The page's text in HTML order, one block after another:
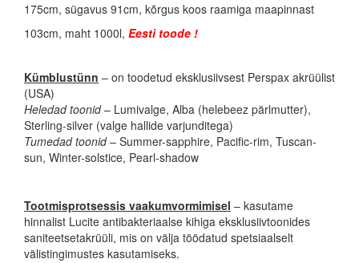
175cm, sügavus 91cm, kõrgus koos raamiga maapinnast
103cm, maht 1000l, Eesti toode !
Kümblustünn – on toodetud eksklusiivsest Perspax akrüülist
(USA)
Heledad toonid– Lumivalge, Alba (helebeez pärlmutter),
Sterling-silver (valge hallide varjunditega)
Tumedad toonid– Summer-sapphire, Pacific-rim, Tuscan-
sun, Winter-solstice, Pearl-shadow
Tootmisprotsessis vaakumvormimisel – kasutame
hinnalist Lucite antibakteriaalse kihiga eksklusiivtoonides
saniteetsetakrüüli, mis on välja töödatud spetsiaalselt
välistingimustes kasutamiseks.